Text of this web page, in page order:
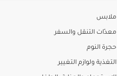
ملابس
معدّات التنقل والسفر
حجرة النوم
التغذية ولوازم التغيير